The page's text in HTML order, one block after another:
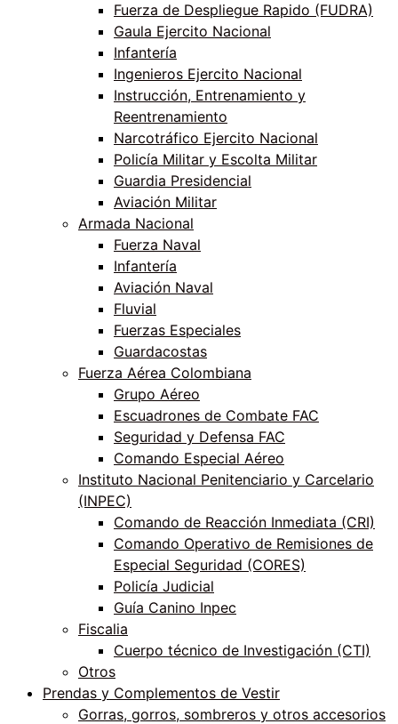
Fuerza de Despliegue Rapido (FUDRA)
Gaula Ejercito Nacional
Infantería
Ingenieros Ejercito Nacional
Instrucción, Entrenamiento y
Reentrenamiento
Narcotráfico Ejercito Nacional
Policía Militar y Escolta Militar
Guardia Presidencial
Aviación Militar
Armada Nacional
Fuerza Naval
Infantería
Aviación Naval
Fluvial
Fuerzas Especiales
Guardacostas
Fuerza Aérea Colombiana
Grupo Aéreo
Escuadrones de Combate FAC
Seguridad y Defensa FAC
Comando Especial Aéreo
Instituto Nacional Penitenciario y Carcelario
(INPEC)
Comando de Reacción Inmediata (CRI)
Comando Operativo de Remisiones de
Especial Seguridad (CORES)
Policía Judicial
Guía Canino Inpec
Fiscalia
Cuerpo técnico de Investigación (CTI)
Otros
Prendas y Complementos de Vestir
Gorras, gorros, sombreros y otros accesorios